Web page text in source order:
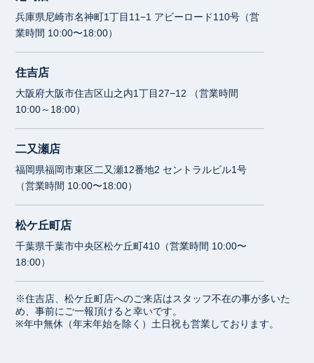
兵庫県尼崎市名神町1丁目11−1 アビーロード110号（営
業時間 10:00〜18:00）
住吉店
大阪府大阪市住吉区山之内1丁目27−12 （営業時間
10:00～18:00）
二又瀬店
福岡県福岡市東区二又瀬12番地2 セントラルビル1号
（営業時間 10:00〜18:00）
松ケ丘町店
千葉県千葉市中央区松ケ丘町410（営業時間 10:00〜
18:00）
※住吉店、松ケ丘町店へのご来店はスタッフ不在の事が多いた
め、事前にご一報頂けると幸いです。
※年中無休（年末年始を除く）土日祝も営業しております。